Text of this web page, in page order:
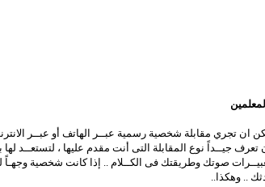
تجري مقابلة شخصية رسمية عبــر الهاتف أو عبــر
جيــداً نوع المقابلة التى أنت مقدم عليها ، لتستعــد لها
صوتك وطريقتك فى الكــلام .. إذا كانت شخصية
.. وهكذا..